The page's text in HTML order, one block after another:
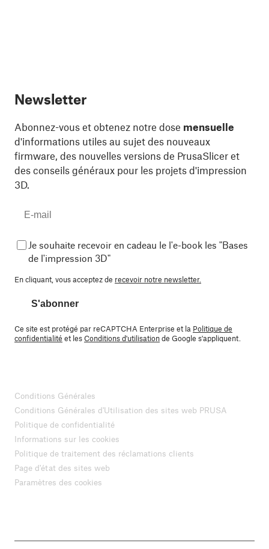
Newsletter
Abonnez-vous et obtenez notre dose mensuelle
d'informations utiles au sujet des nouveaux
firmware, des nouvelles versions de PrusaSlicer et
des conseils généraux pour les projets d'impression
3D.
Je souhaite recevoir en cadeau le l'e-book les "Bases
de l'impression 3D"
En cliquant, vous acceptez de recevoir notre newsletter.
S'abonner
Ce site est protégé par reCAPTCHA Enterprise et la Politique de
confidentialité et lesConditions d'utilisationde Google s'appliquent.
Conditions Générales
Conditions Générales d'Utilisation des sites web PRUSA
Politique de confidentialité
Informations sur les cookies
Politique de traitement des réclamations clients
Page d'état des sites web
Paramètres des cookies